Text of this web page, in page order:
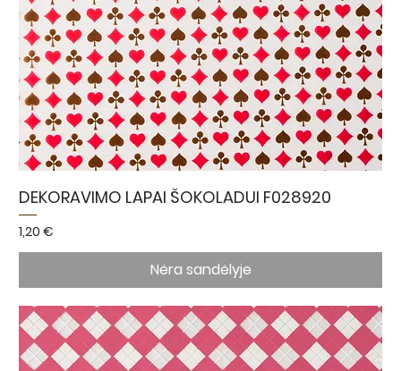
DEKORAVIMO LAPAI ŠOKOLADUI F028920
Kaina
1,20 €
Nėra sandėlyje